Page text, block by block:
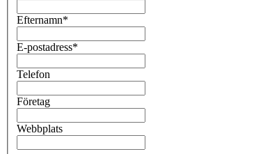
Efternamn*
E-postadress*
Telefon
Företag
Webbplats